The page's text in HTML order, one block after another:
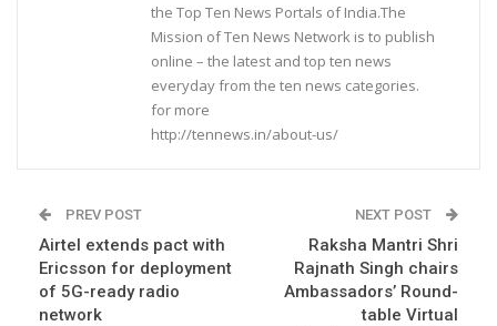
the Top Ten News Portals of India.The
Mission of Ten News Network is to publish
online – the latest and top ten news
everyday from the ten news categories.
for more
http://tennews.in/about-us/
PREV POST
Airtel extends pact with
Ericsson for deployment
of 5G-ready radio
network
NEXT POST
Raksha Mantri Shri
Rajnath Singh chairs
Ambassadors’ Round-
table Virtual